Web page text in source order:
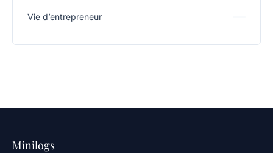
Vie d’entrepreneur
Minilogs